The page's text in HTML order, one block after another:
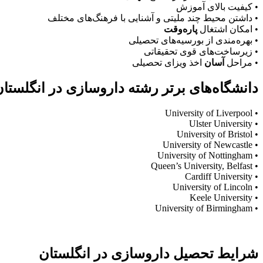
• کیفیت بالای آموزش
• داشتن محیط چند ملیتی و آشنایی با فرهنگ‌های مختلف
• امکان اشتغال پاره‌وقت
• بهره‌مندی از بورسیه‌های تحصیلی
• زیرساخت‌های قوی تحقیقاتی
• مراحل آسان اخذ ویزای تحصیلی
دانشگاه‌های برتر رشته داروسازی در
• University of Liverpool
• Ulster University
• University of Bristol
• University of Newcastle
• University of Nottingham
• Queen’s University, Belfast
• Cardiff University
• University of Lincoln
• Keele University
• University of Birmingham
شرایط تحصیل داروسازی در انگلستان